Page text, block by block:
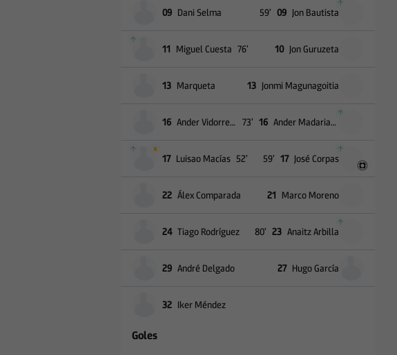
09 Dani Selma 09 Jon Bautista
59’
11 Miguel Cuesta 76’ 10 Jon Guruzeta
13 Marqueta 13 Jonmi Magunagoitia
16 Ander Vidorreta 16 Ander Madariaga
73’
17 Luisao Macías 52’ 17 José Corpas
59’
22 Álex Comparada 21 Marco Moreno
24 Tiago Rodríguez 23 Anaitz Arbilla
80’
29 André Delgado 27 Hugo García
32 Iker Méndez
Goles